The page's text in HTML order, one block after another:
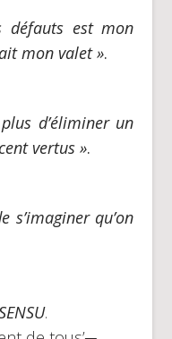
défauts est mon
mon valet ».
d’éliminer un
vertus ».
s’imaginer qu’on
.